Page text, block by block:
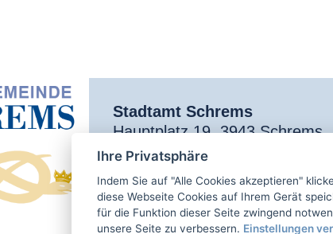
Stadtamt Schrems
Hauptplatz 19, 3943 Schrems
Tel.:02853/77454
Ihre Privatsphäre
Indem Sie auf "Alle Cookies akzeptieren"
diese Webseite Cookies auf Ihrem Gerät
für die Funktion dieser Seite zwingend
unsere Seite zu verbessern. Einstellungen